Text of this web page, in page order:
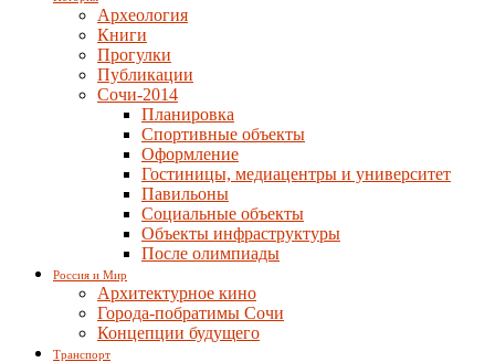
Археология
Книги
Прогулки
Публикации
Сочи-2014
Планировка
Спортивные объекты
Оформление
Гостиницы, медиацентры и университет
Павильоны
Социальные объекты
Объекты инфраструктуры
После олимпиады
Россия и Мир
Архитектурное кино
Города-побратимы Сочи
Концепции будущего
Транспорт